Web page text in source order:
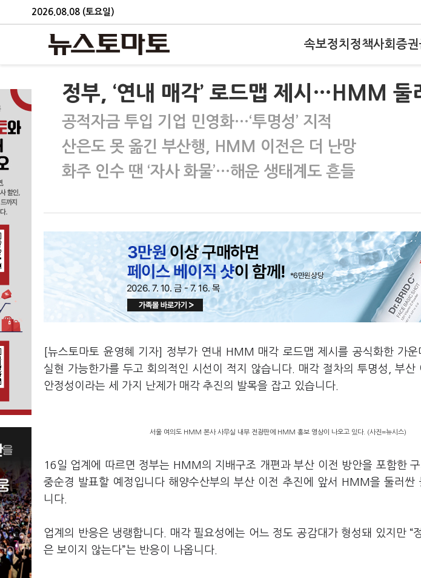
2026.08.08 (토요일)
속보정치 정책사회 증권
정부, ‘연내 매각’ 로드맵 제시…HMM 둘
공적자금 투입 기업 민영화…‘투명성’ 지적
산은도 못 옮긴 부산행, HMM 이전은 더 난망
화주 인수 땐 ‘자사 화물’…해운 생태계도 흔들
[뉴스토마토 윤영혜 기자] 정부가 연내 HMM 매각 로드맵 제시를 공식화한 가운
실현 가능한가를 두고 회의적인 시선이 적지 않습니다. 매각 절차의 투명성, 부산
안정성이라는 세 가지 난제가 매각 추진의 발목을 잡고 있습니다.
서울 여의도 HMM 본사 사무실 내부 전광판에 HMM 홍보 영상이 나오고 있다. (사진=뉴시스)
16일 업계에 따르면 정부는 HMM의 지배구조 개편과 부산 이전 방안을 포함한
중순경 발표할 예정입니다 해양수산부의 부산 이전 추진에 앞서 HMM을 둘러싼
니다.
업계의 반응은 냉랭합니다. 매각 필요성에는 어느 정도 공감대가 형성돼 있지만 “
은 보이지 않는다”는 반응이 나옵니다.